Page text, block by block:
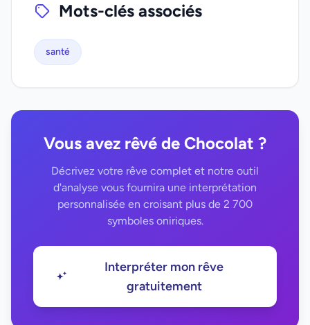
Mots-clés associés
santé
Vous avez rêvé de Chocolat ?
Décrivez votre rêve complet et notre outil
d'analyse vous fournira une interprétation
personnalisée en croisant plus de 2 700
symboles oniriques.
Interpréter mon rêve
gratuitement